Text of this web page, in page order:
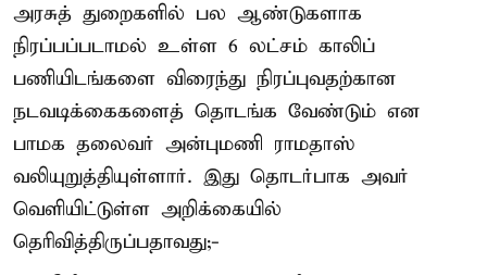
அரசுத் துறைகளில் பல ஆண்டுகளாக
நிரப்பப்படாமல் உள்ள 6 லட்சம் காலிப்
பணியிடங்களை விரைந்து நிரப்புவதற்கான
நடவடிக்கைகளைத் தொடங்க வேண்டும் என
பாமக தலைவர் அன்புமணி ராமதாஸ்
வலியுறுத்தியுள்ளார். இது தொடர்பாக அவர்
வெளியிட்டுள்ள அறிக்கையில்
தெரிவித்திருப்பதாவது;-